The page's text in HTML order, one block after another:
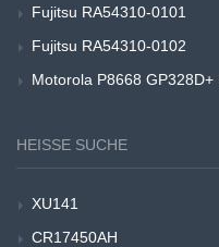
Fujitsu RA54310-0101
Fujitsu RA54310-0102
Motorola P8668 GP328D+
HEISSE SUCHE
XU141
CR17450AH